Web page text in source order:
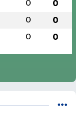
0 0
0 0
0 0